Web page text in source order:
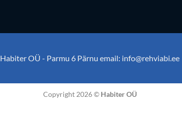
Habiter OÜ - Parmu 6 Pärnu email: info@rehviabi.ee
Copyright 2026 © Habiter OÜ